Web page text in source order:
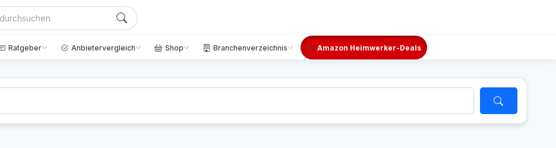
Ratgeber Anbietervergleich Shop Branchenverzeichnis Amazon Heimwerker-Deals